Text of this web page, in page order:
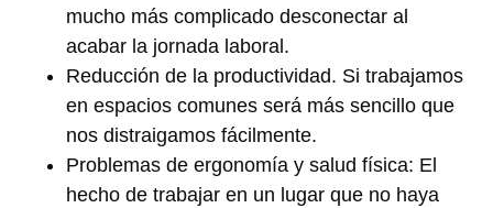
mucho más complicado desconectar al
acabar la jornada laboral.
Reducción de la productividad. Si trabajamos
en espacios comunes será más sencillo que
nos distraigamos fácilmente.
Problemas de ergonomía y salud física: El
hecho de trabajar en un lugar que no haya